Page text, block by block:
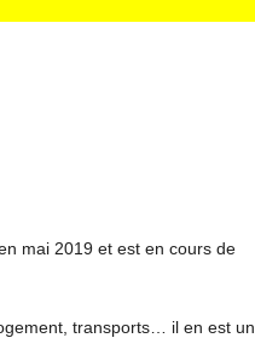
mai 2019 et est en cours de
transports… il en est un